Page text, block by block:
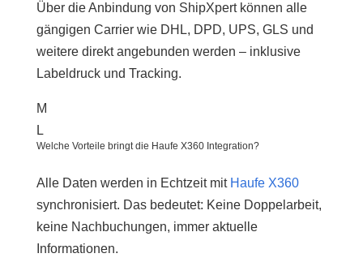
Über die Anbindung von ShipXpert können alle
gängigen Carrier wie DHL, DPD, UPS, GLS und
weitere direkt angebunden werden – inklusive
Labeldruck und Tracking.
M
L
Welche Vorteile bringt die Haufe X360 Integration?
Alle Daten werden in Echtzeit mit Haufe X360
synchronisiert. Das bedeutet: Keine Doppelarbeit,
keine Nachbuchungen, immer aktuelle
Informationen.